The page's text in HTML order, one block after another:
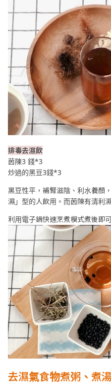
排毒去濕飲
茵陳3 錢*3
炒過的黑豆3錢*3
黑豆性平，補腎滋陰、利水養顏
濕」型的人飲用。而茵陳有清利
利用電子鍋快速烹煮模式煮後即
去濕氣食物煮粥、煮